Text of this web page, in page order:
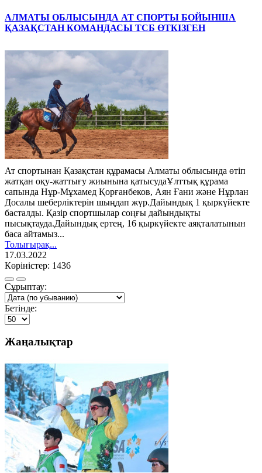
АЛМАТЫ ОБЛЫСЫНДА АТ СПОРТЫ БОЙЫНША
ҚАЗАҚСТАН КОМАНДАСЫ ТСБ ӨТКІЗГЕН
Ат спортынан Қазақстан құрамасы Алматы облысында өтіп
жатқан оқу-жаттығу жиынына қатысудаҰлттық құрама
сапында Нұр-Мұхамед Қорғанбеков, Аян Ғани және Нұрлан
Досалы шеберліктерін шыңдап жүр.Дайындық 1 қыркүйекте
басталды. Қазір спортшылар соңғы дайындықты
пысықтауда.Дайындық ертең, 16 қыркүйекте аяқталатынын
баса айтамыз...
Толығырақ...
17.03.2022
Көріністер: 1436
Сұрыптау:
Бетінде:
Жаңалықтар